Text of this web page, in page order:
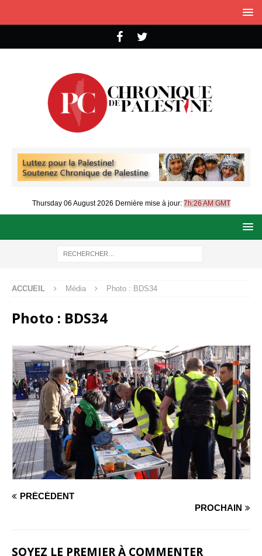
Thursday 06 August 2026 Dernière mise à jour: 7h:26 AM GMT
ACCUEIL Média Photo : BDS34
Photo : BDS34
PRÉCÉDENT
PROCHAIN
SOYEZ LE PREMIER À COMMENTER